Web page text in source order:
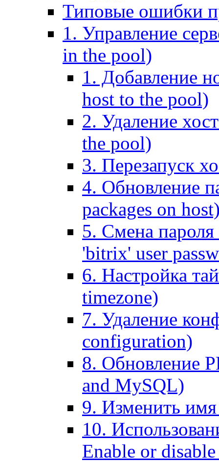
Типовые ошибки
1. Управление
in the pool)
1. Добавление
host to the pool)
2. Удаление
the pool)
3. Перезапуск
4. Обновление
packages on
5. Смена пароля
'bitrix' user
6. Настройка
timezone)
7. Удаление
configuration)
8. Обновление
and MySQL)
9. Изменить имя
10.
Enable or